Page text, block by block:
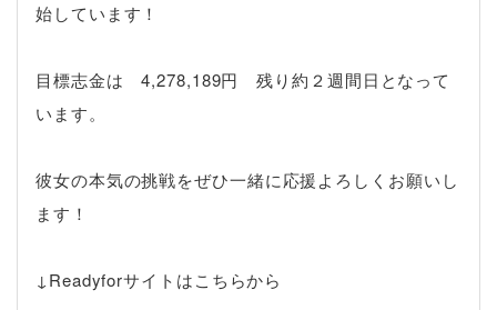
始しています！
目標志金は 4,278,189円 残り約２週間日となって
います。
彼女の本気の挑戦をぜひ一緒に応援よろしくお願いし
ます！
↓Readyforサイトはこちらから